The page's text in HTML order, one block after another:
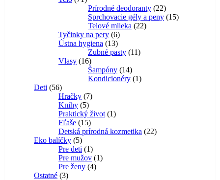
Prírodné deodoranty 22
Sprchovacie gély a peny 15
Telové mlieka
22
Tyčinky na pery 6
Ústna hygiena
13
Zubné pasty 11
Vlasy 16
Šampóny 14
Kondicionéry 1
Deti
56
Hračky 7
Knihy 5
Praktický život 1
Fľaše 15
Detská prírodná kozmetika
22
Eko balíčky 5
Pre deti
1
Pre mužov 1
Pre ženy 4
Ostatné 3